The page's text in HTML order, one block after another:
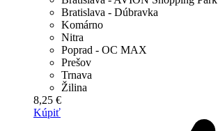
Bratislava - Dúbravka
Komárno
Nitra
Poprad - OC MAX
Prešov
Trnava
Žilina
8,25 €
Kúpiť